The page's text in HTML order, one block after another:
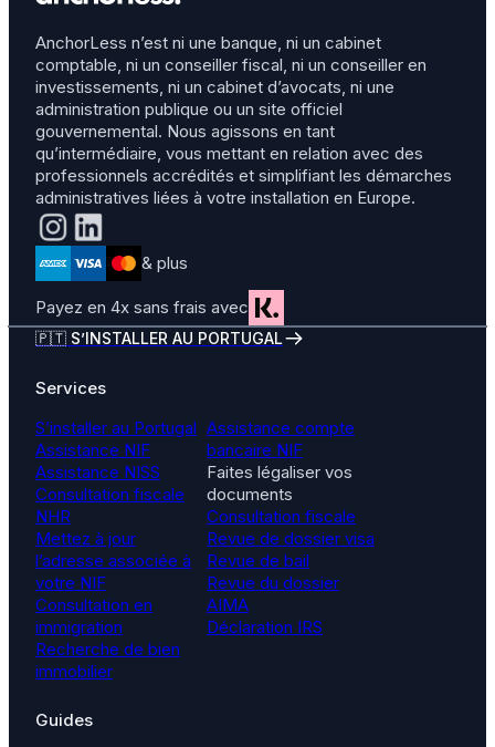
AnchorLess n’est ni une banque, ni un cabinet
comptable, ni un conseiller fiscal, ni un conseiller en
investissements, ni un cabinet d’avocats, ni une
administration publique ou un site officiel
gouvernemental. Nous agissons en tant
qu’intermédiaire, vous mettant en relation avec des
professionnels accrédités et simplifiant les démarches
administratives liées à votre installation en Europe.
& plus
Payez en 4x sans frais avec
🇵🇹 S’INSTALLER AU PORTUGAL
Services
S’installer au Portugal
Assistance NIF
Assistance NISS
Consultation fiscale
NHR
Mettez à jour
l’adresse associée à
votre NIF
Consultation en
immigration
Recherche de bien
immobilier
Assistance compte
bancaire NIF
Faites légaliser vos
documents
Consultation fiscale
Revue de dossier visa
Revue de bail
Revue du dossier
AIMA
Déclaration IRS
Guides